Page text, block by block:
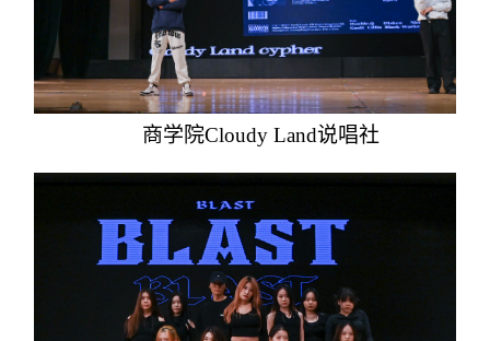
商学院Cloudy Land说唱社